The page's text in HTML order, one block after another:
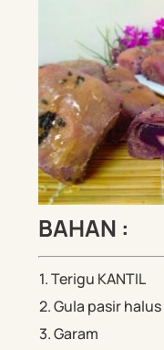
BAHAN :
1. Terigu KANTIL
2. Gula pasir halus
3. Garam